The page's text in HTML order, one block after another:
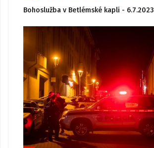
Bohoslužba v Betlémské kapli - 6.7.2023